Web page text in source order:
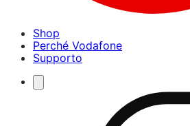
Shop
Perché Vodafone
Supporto